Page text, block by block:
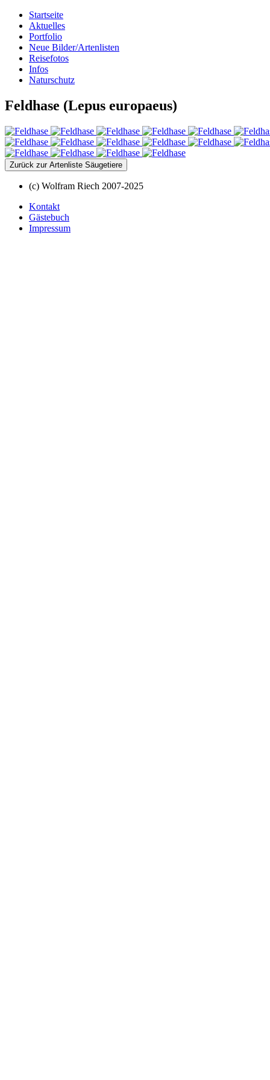
Startseite
Aktuelles
Portfolio
Neue Bilder/Artenlisten
Reisefotos
Infos
Naturschutz
Feldhase (Lepus europaeus)
Zurück zur Artenliste Säugetiere
(c) Wolfram Riech 2007-2025
Kontakt
Gästebuch
Impressum